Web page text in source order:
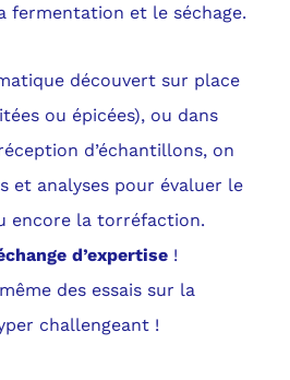
fermentation et le séchage.
découvert sur place
ou épicées), ou dans
d’échantillons, on
et analyses pour évaluer le
encore la torréfaction.
d’expertise!
des essais sur la
challengeant !